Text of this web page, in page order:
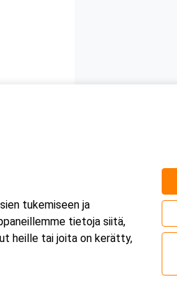
tukemiseen ja
tietoja siitä,
heille tai joita on kerätty,